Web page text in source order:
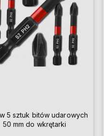
5 sztuk bitów udarowych
50 mm do wkrętarki